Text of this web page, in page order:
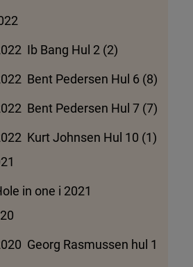
Ib Bang Hul 2 (2)
Bent Pedersen Hul 6 (8)
Bent Pedersen Hul 7 (7)
Kurt Johnsen Hul 10 (1)
in one i 2021
Georg Rasmussen hul 1